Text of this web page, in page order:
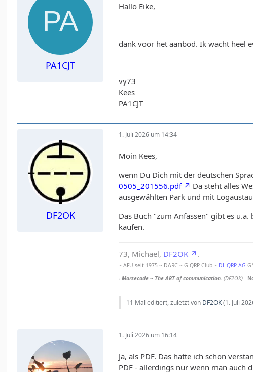
PA1CJT
Hallo Eike,
dank voor het aanbod. Ik wacht heel
vy73
Kees
PA1CJT
DF2OK
1. Juli 2026 um 14:34
Moin Kees,
wenn Du Dich mit der deutschen
0505_201556.pdf
Da steht alles
ausgewählten Park und mit
Das Buch "zum Anfassen" gibt es
kaufen.
73, Michael, DF2OK .
~ AFU seit 1975 ~ DARC ~ G-QRP-Club ~ DL-QRP-AG
- Morsecode ~ The ART of communication.(DF2OK) -
11 Mal editiert, zuletzt von DF2OK(1. Juli
1. Juli 2026 um 16:14
Ja, als PDF. Das hatte ich schon
PDF - allerdings nur wenn man auch